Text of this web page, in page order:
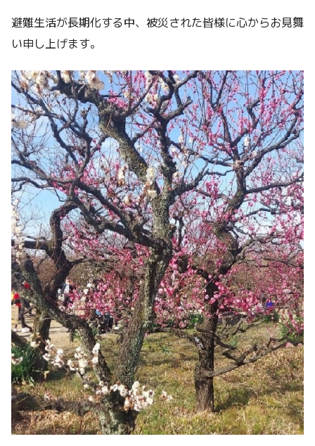
避難生活が長期化する中、被災された皆様に心からお見舞
い申し上げます。